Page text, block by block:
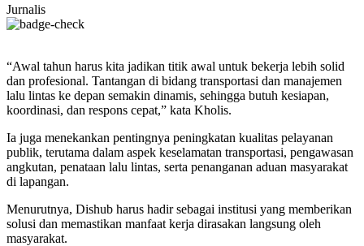
Jurnalis
“Awal tahun harus kita jadikan titik awal untuk bekerja lebih solid
dan profesional. Tantangan di bidang transportasi dan manajemen
lalu lintas ke depan semakin dinamis, sehingga butuh kesiapan,
koordinasi, dan respons cepat,” kata Kholis.
Ia juga menekankan pentingnya peningkatan kualitas pelayanan
publik, terutama dalam aspek keselamatan transportasi, pengawasan
angkutan, penataan lalu lintas, serta penanganan aduan masyarakat
di lapangan.
Menurutnya, Dishub harus hadir sebagai institusi yang memberikan
solusi dan memastikan manfaat kerja dirasakan langsung oleh
masyarakat.